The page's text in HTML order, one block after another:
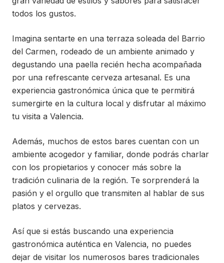
todos los gustos.
Imagina sentarte en una terraza soleada del Barrio
del Carmen, rodeado de un ambiente animado y
degustando una paella recién hecha acompañada
por una refrescante cerveza artesanal. Es una
experiencia gastronómica única que te permitirá
sumergirte en la cultura local y disfrutar al máximo
tu visita a Valencia.
Además, muchos de estos bares cuentan con un
ambiente acogedor y familiar, donde podrás charlar
con los propietarios y conocer más sobre la
tradición culinaria de la región. Te sorprenderá la
pasión y el orgullo que transmiten al hablar de sus
platos y cervezas.
Así que si estás buscando una experiencia
gastronómica auténtica en Valencia, no puedes
dejar de visitar los numerosos bares tradicionales